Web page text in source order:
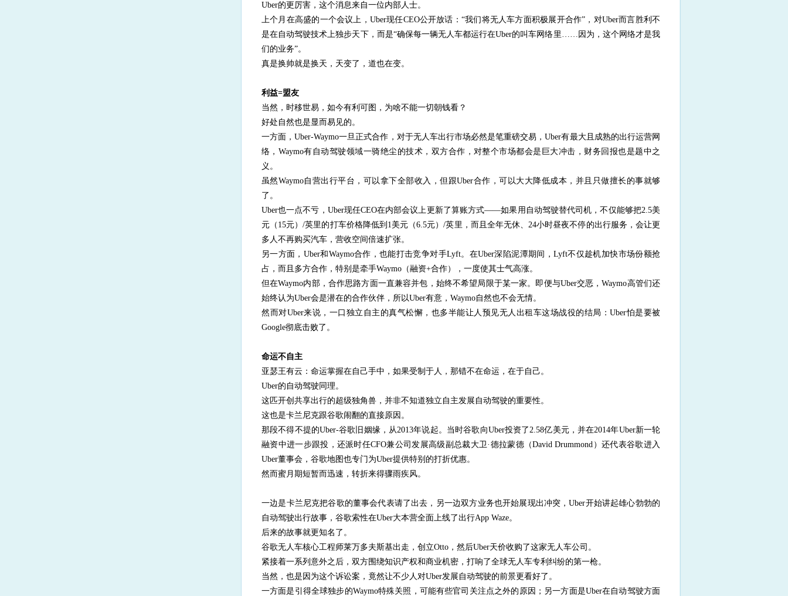
Uber的更厉害，这个消息来自一位内部人士。
上个月在高盛的一个会议上，Uber现任CEO公开放话：“我们将无人车方面积极展开合作”，对Uber而言胜利不
是在自动驾驶技术上独步天下，而是“确保每一辆无人车都运行在Uber的叫车网络里……因为，这个网络才是我
们的业务”。
真是换帅就是换天，天变了，道也在变。
利益=盟友
当然，时移世易，如今有利可图，为啥不能一切朝钱看？
好处自然也是显而易见的。
一方面，Uber-Waymo一旦正式合作，对于无人车出行市场必然是笔重磅交易，Uber有最大且成熟的出行运营网
络，Waymo有自动驾驶领域一骑绝尘的技术，双方合作，对整个市场都会是巨大冲击，财务回报也是题中之
义。
虽然Waymo自营出行平台，可以拿下全部收入，但跟Uber合作，可以大大降低成本，并且只做擅长的事就够
了。
Uber也一点不亏，Uber现任CEO在内部会议上更新了算账方式——如果用自动驾驶替代司机，不仅能够把2.5美
元（15元）/英里的打车价格降低到1美元（6.5元）/英里，而且全年无休、24小时昼夜不停的出行服务，会让更
多人不再购买汽车，营收空间倍速扩张。
另一方面，Uber和Waymo合作，也能打击竞争对手Lyft。在Uber深陷泥潭期间，Lyft不仅趁机加快市场份额抢
占，而且多方合作，特别是牵手Waymo（融资+合作），一度使其士气高涨。
但在Waymo内部，合作思路方面一直兼容并包，始终不希望局限于某一家。即便与Uber交恶，Waymo高管们还
始终认为Uber会是潜在的合作伙伴，所以Uber有意，Waymo自然也不会无情。
然而对Uber来说，一口独立自主的真气松懈，也多半能让人预见无人出租车这场战役的结局：Uber怕是要被
Google彻底击败了。
命运不自主
亚瑟王有云：命运掌握在自己手中，如果受制于人，那错不在命运，在于自己。
Uber的自动驾驶同理。
这匹开创共享出行的超级独角兽，并非不知道独立自主发展自动驾驶的重要性。
这也是卡兰尼克跟谷歌闹翻的直接原因。
那段不得不提的Uber-谷歌旧姻缘，从2013年说起。当时谷歌向Uber投资了2.58亿美元，并在2014年Uber新一轮
融资中进一步跟投，还派时任CFO兼公司发展高级副总裁大卫·德拉蒙德（David Drummond）还代表谷歌进入
Uber董事会，谷歌地图也专门为Uber提供特别的打折优惠。
然而蜜月期短暂而迅速，转折来得骤雨疾风。
一边是卡兰尼克把谷歌的董事会代表请了出去，另一边双方业务也开始展现出冲突，Uber开始讲起雄心勃勃的
自动驾驶出行故事，谷歌索性在Uber大本营全面上线了出行App Waze。
后来的故事就更知名了。
谷歌无人车核心工程师莱万多夫斯基出走，创立Otto，然后Uber天价收购了这家无人车公司。
紧接着一系列意外之后，双方围绕知识产权和商业机密，打响了全球无人车专利纠纷的第一枪。
当然，也是因为这个诉讼案，竟然让不少人对Uber发展自动驾驶的前景更看好了。
一方面是引得全球独步的Waymo特殊关照，可能有些官司关注点之外的原因；另一方面是Uber在自动驾驶方面